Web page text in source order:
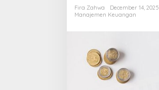
Fira Zahwa
December 14, 2025
Manajemen Keuangan